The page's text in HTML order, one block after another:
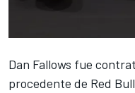
Dan Fallows fue
procedente de Red Bull